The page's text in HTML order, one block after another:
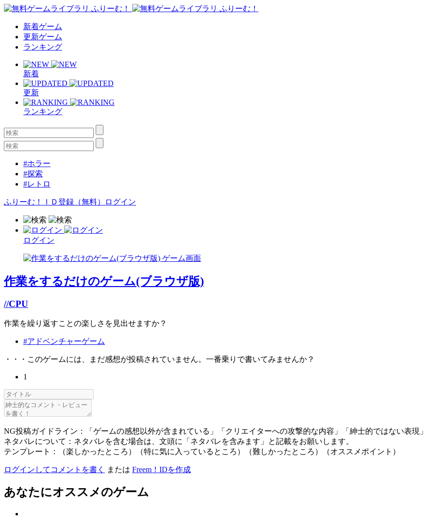
新着ゲーム
更新ゲーム
ランキング
新着
更新
ランキング
#ホラー
#探索
#レトロ
ふりーむ！ＩＤ登録（無料） ログイン
ログイン
作業をするだけのゲーム(ブラウザ版)
//CPU
作業を繰り返すことの楽しさを見出せますか？
#アドベンチャーゲーム
・・・このゲームには、まだ感想が投稿されていません。一番乗りで書いてみませんか？
1
NG投稿ガイドライン：「ゲームの感想以外が含まれている」「クリエイターへの攻撃的な内容」「紳士的ではない表現」
ネタバレについて：ネタバレを含む場合は、文頭に「ネタバレを含みます」と記載をお願いします。
テンプレート：（楽しかったところ）（特に気に入っているところ）（難しかったところ）（オススメポイント）
ログインしてコメントを書く または Freem！IDを作成
あなたにオススメのゲーム